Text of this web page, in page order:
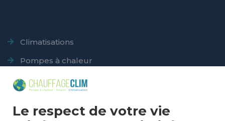
Climatisations
Pompes à chaleur
Panneaux solaires
Le respect de votre vie